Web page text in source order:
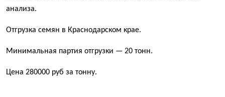
анализа.
Отгрузка семян в Краснодарском крае.
Минимальная партия отгрузки — 20 тонн.
Цена 280000 руб за тонну.